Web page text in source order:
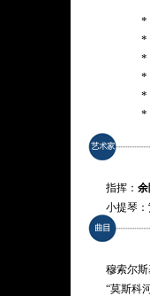
*
*
*
*
*
*
指挥：
小提琴：
演奏：
穆索尔斯
“莫斯科